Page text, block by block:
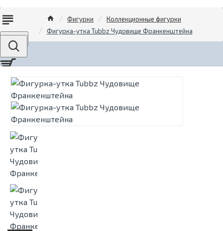
Menu
Фигурки
Коллекционные фигурки
Фигурка-утка Tubbz Чудовище Франкенштейна